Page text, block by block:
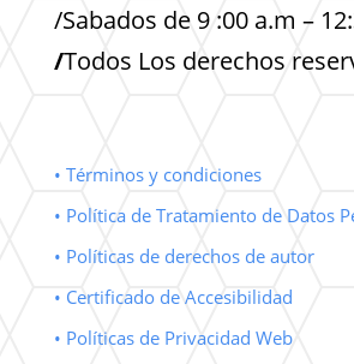
/Sabados de 9 :00 a.m –
/Todos Los derechos
• Términos y condiciones
• Política de Tratamiento de Datos
• Políticas de derechos de autor
• Certificado de Accesibilidad
• Políticas de Privacidad Web